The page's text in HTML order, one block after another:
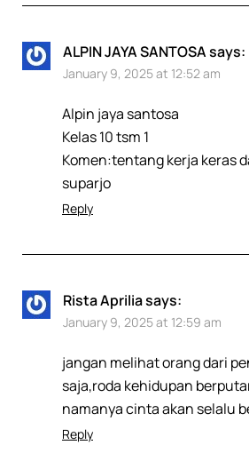
ALPIN JAYA SANTOSAsays:
January 9, 2025 at 12:52 am
Alpin jaya santosa
Kelas 10 tsm 1
Komen:tentang kerja keras
suparjo
Reply
Rista Apriliasays:
January 9, 2025 at 12:59 am
jangan melihat orang dari
saja,roda kehidupan
namanya cinta akan selalu
Reply